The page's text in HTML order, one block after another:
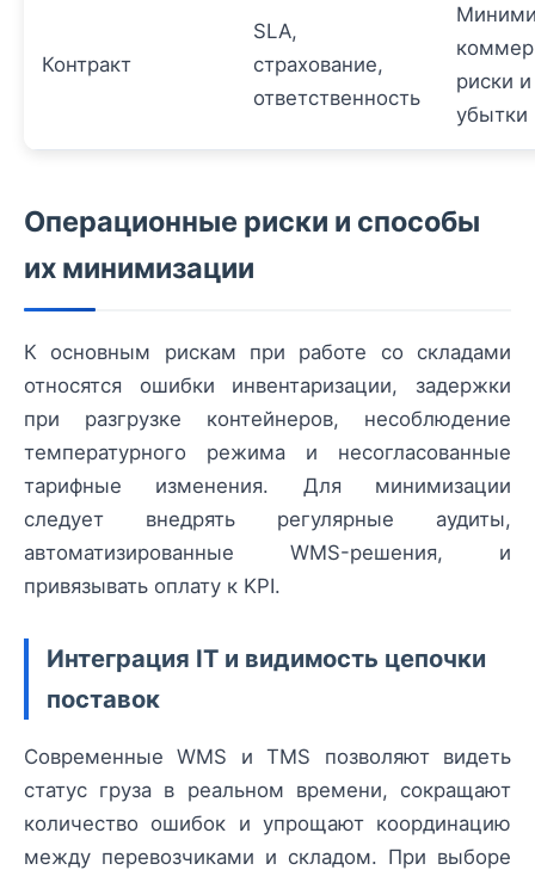
Контракт
SLA,
страхование,
ответственность
риски и
убытки
Операционные риски и способы
их минимизации
К основным рискам при работе со складами
относятся ошибки инвентаризации, задержки
при разгрузке контейнеров, несоблюдение
температурного режима и несогласованные
тарифные изменения. Для минимизации
следует внедрять регулярные аудиты,
автоматизированные WMS-решения, и
привязывать оплату к KPI.
Интеграция IT и видимость цепочки
поставок
Современные WMS и TMS позволяют видеть
статус груза в реальном времени, сокращают
количество ошибок и упрощают координацию
между перевозчиками и складом. При выборе